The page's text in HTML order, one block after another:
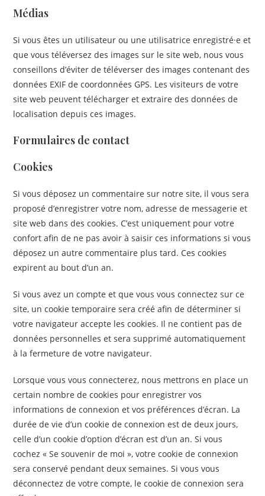
Médias
Si vous êtes un utilisateur ou une utilisatrice enregistré·e et
que vous téléversez des images sur le site web, nous vous
conseillons d’éviter de téléverser des images contenant des
données EXIF de coordonnées GPS. Les visiteurs de votre
site web peuvent télécharger et extraire des données de
localisation depuis ces images.
Formulaires de contact
Cookies
Si vous déposez un commentaire sur notre site, il vous sera
proposé d’enregistrer votre nom, adresse de messagerie et
site web dans des cookies. C’est uniquement pour votre
confort afin de ne pas avoir à saisir ces informations si vous
déposez un autre commentaire plus tard. Ces cookies
expirent au bout d’un an.
Si vous avez un compte et que vous vous connectez sur ce
site, un cookie temporaire sera créé afin de déterminer si
votre navigateur accepte les cookies. Il ne contient pas de
données personnelles et sera supprimé automatiquement
à la fermeture de votre navigateur.
Lorsque vous vous connecterez, nous mettrons en place un
certain nombre de cookies pour enregistrer vos
informations de connexion et vos préférences d’écran. La
durée de vie d’un cookie de connexion est de deux jours,
celle d’un cookie d’option d’écran est d’un an. Si vous
cochez « Se souvenir de moi », votre cookie de connexion
sera conservé pendant deux semaines. Si vous vous
déconnectez de votre compte, le cookie de connexion sera